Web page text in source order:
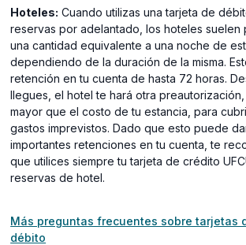
Hoteles: Cuando utilizas una tarjeta de
reservas por adelantado, los hoteles suelen
una cantidad equivalente a una noche de
dependiendo de la duración de la misma.
retención en tu cuenta de hasta 72 horas.
llegues, el hotel te hará otra
mayor que el costo de tu estancia, para
gastos imprevistos. Dado que esto puede
importantes retenciones en tu cuenta, te
que utilices siempre tu tarjeta de crédito
reservas de hotel.
Más preguntas frecuentes sobre tarjetas
débito